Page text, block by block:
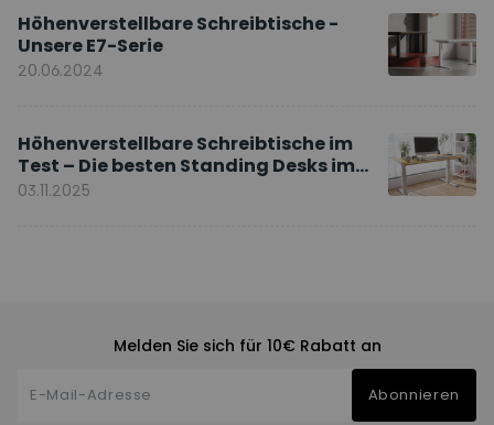
Höhenverstellbare Schreibtische -
Unsere E7-Serie
20.06.2024
Höhenverstellbare Schreibtische im
Test – Die besten Standing Desks im
Vergleich
03.11.2025
Melden Sie sich für 10€ Rabatt an
Abonnieren